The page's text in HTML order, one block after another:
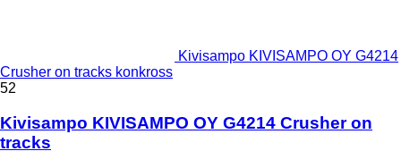
Kivisampo KIVISAMPO OY G4214
Crusher on tracks konkross
52
Kivisampo KIVISAMPO OY G4214 Crusher on
tracks